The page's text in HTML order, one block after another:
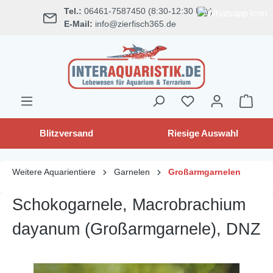
springen Tel.: 06461-7587450 (8:30-12:30 Uhr)
E-Mail: info@zierfisch365.de
Blitzversand Riesige Auswahl
Weitere Aquarientiere Garnelen Großarmgarnelen
Schokogarnele, Macrobrachium
dayanum (Großarmgarnele), DNZ
Bildergalerie überspringen